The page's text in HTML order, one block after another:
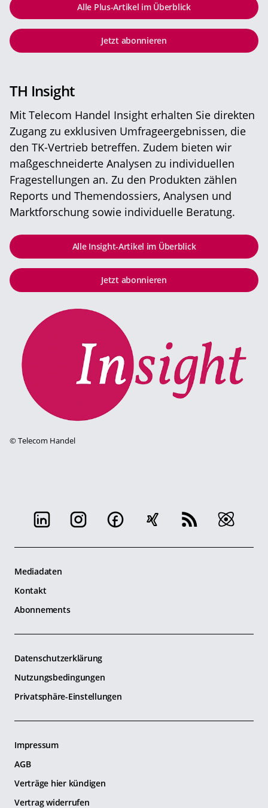
Alle Plus-Artikel im Überblick
Jetzt abonnieren
©Telecom Handel
TH Insight
Mit Telecom Handel Insight erhalten Sie direkten
Zugang zu exklusiven Umfrageergebnissen, die
den TK-Vertrieb betreffen. Zudem bieten wir
maßgeschneiderte Analysen zu individuellen
Fragestellungen an. Zu den Produkten zählen
Reports und Themendossiers, Analysen und
Marktforschung sowie individuelle Beratung.
Alle Insight-Artikel im Überblick
Jetzt abonnieren
Mediadaten
Kontakt
Abonnements
Datenschutzerklärung
Nutzungsbedingungen
Privatsphäre-Einstellungen
Impressum
AGB
Verträge hier kündigen
Vertrag widerrufen